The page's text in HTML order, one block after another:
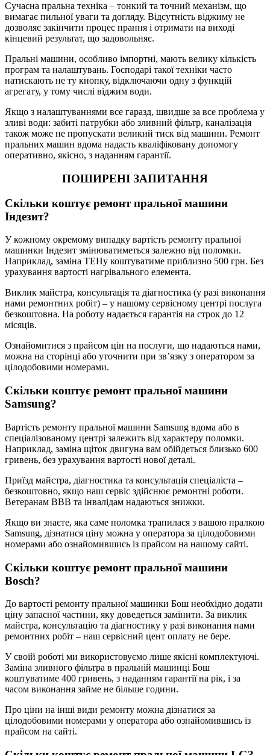
Сучасна пральна техніка – тонкий та точний механізм, що
вимагає пильної уваги та догляду. Відсутність віджиму не
дозволяє закінчити процес прання і отримати на виході
кінцевий результат, що задовольняє.
Пральні машини, особливо імпортні, мають велику кількість
програм та налаштувань. Господарі такої техніки часто
натискають не ту кнопку, відключаючи одну з функцій
агрегату, у тому числі віджим води.
Якщо з налаштуваннями все гаразд, швидше за все проблема у
зливі води: забиті патрубки або зливний фільтр, каналізація
також може не пропускати великий тиск від машини. Ремонт
пральних машин вдома надасть кваліфіковану допомогу
оперативно, якісно, ​​з наданням гарантії.
ПОШИРЕНІ ЗАПИТАННЯ
Скільки коштує ремонт пральної машини
Індезит?
У кожному окремому випадку вартість ремонту пральної
машинки Індезит змінюватиметься залежно від поломки.
Наприклад, заміна ТЕНу коштуватиме приблизно 500 грн. Без
урахування вартості нагрівального елемента.
Виклик майстра, консультація та діагностика (у разі виконання
нами ремонтних робіт) – у нашому сервісному центрі послуга
безкоштовна. На роботу надається гарантія на строк до 12
місяців.
Ознайомитися з прайсом цін на послуги, що надаються нами,
можна на сторінці або уточнити при зв’язку з оператором за
цілодобовими номерами.
Скільки коштує ремонт пральної машини
Samsung?
Вартість ремонту пральної машини Samsung вдома або в
спеціалізованому центрі залежить від характеру поломки.
Наприклад, заміна щіток двигуна вам обійдеться близько 600
гривень, без урахування вартості нової деталі.
Приїзд майстра, діагностика та консультація спеціаліста –
безкоштовно, якщо наш сервіс здійснює ремонтні роботи.
Ветеранам ВВВ та інвалідам надаються знижки.
Якщо ви знаєте, яка саме поломка трапилася з вашою пралкою
Samsung, дізнатися ціну можна у оператора за цілодобовими
номерами або ознайомившись із прайсом на нашому сайті.
Скільки коштує ремонт пральної машини
Bosch?
До вартості ремонту пральної машинки Бош необхідно додати
ціну запасної частини, яку доведеться замінити. За виклик
майстра, консультацію та діагностику у разі виконання нами
ремонтних робіт – наш сервісний цент оплату не бере.
У своїй роботі ми використовуємо лише якісні комплектуючі.
Заміна зливного фільтра в пральній машинці Бош
коштуватиме 400 гривень, з наданням гарантії на рік, і за
часом виконання займе не більше години.
Про ціни на інші види ремонту можна дізнатися за
цілодобовими номерами у оператора або ознайомившись із
прайсом на сайті.